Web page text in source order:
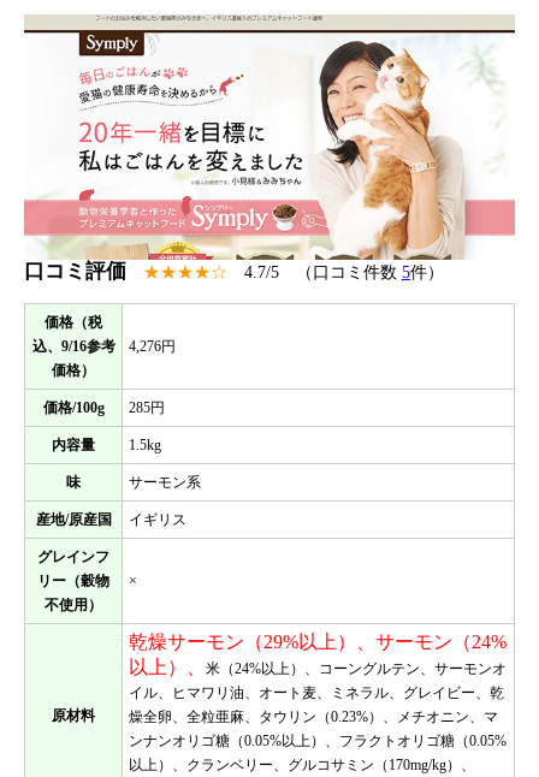
口コミ評価 ★★★★☆ 4.7/5 （口コミ件数 5件）
価格（税
込、9/16参考
価格）
4,276円
価格/100g 285円
内容量 1.5kg
味 サーモン系
産地/原産国 イギリス
グレインフ
リー（穀物
不使用）
×
原材料
乾燥サーモン（29%以上）、サーモン（24%
以上）、
米（24%以上）、コーングルテン、サーモンオ
イル、ヒマワリ油、オート麦、ミネラル、グレイビー、乾
燥全卵、全粒亜麻、タウリン（0.23%）、メチオニン、マ
ンナンオリゴ糖（0.05%以上）、フラクトオリゴ糖（0.05%
以上）、クランベリー、グルコサミン（170mg/kg）、